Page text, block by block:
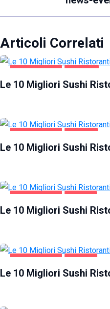
Articoli Correlati
Le 10 Migliori Sushi
Le 10 Migliori Sushi
Le 10 Migliori Sushi
Le 10 Migliori Sushi